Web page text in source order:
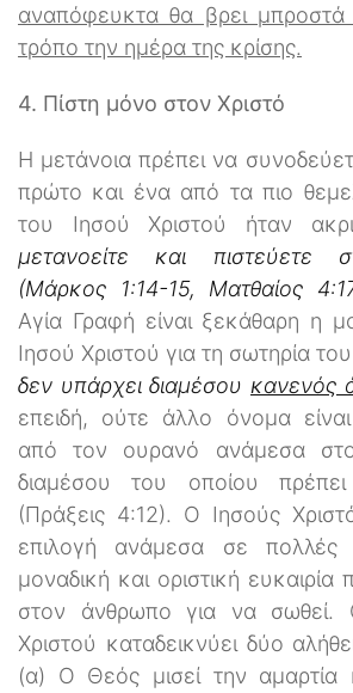
αναπόφευκτα θα βρει μπροστά
τρόπο την ημέρα της κρίσης.
4. Πίστη μόνο στον Χριστό
Η μετάνοια πρέπει να
πρώτο και ένα από τα πιο
του Ιησού Χριστού ήταν
μετανοείτε και πιστεύετε
(Μάρκος 1:14-15, Ματθαίος
Αγία Γραφή είναι ξεκάθαρη η
Ιησού Χριστού για τη σωτηρία
δεν υπάρχει διαμέσου κανενός
επειδή, ούτε άλλο όνομα
από τον ουρανό ανάμεσα
διαμέσου του οποίου
(Πράξεις 4:12). Ο Ιησούς
επιλογή ανάμεσα σε πολλές
μοναδική και οριστική
στον άνθρωπο για να σωθεί.
Χριστού καταδεικνύει δύο
(α) Ο Θεός μισεί την